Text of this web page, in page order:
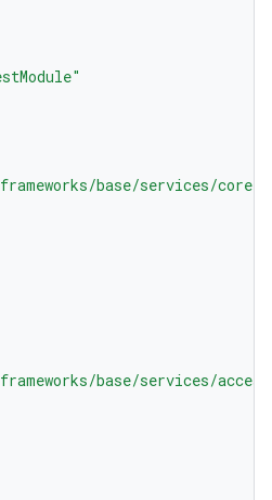
base/services/core"
base/services/